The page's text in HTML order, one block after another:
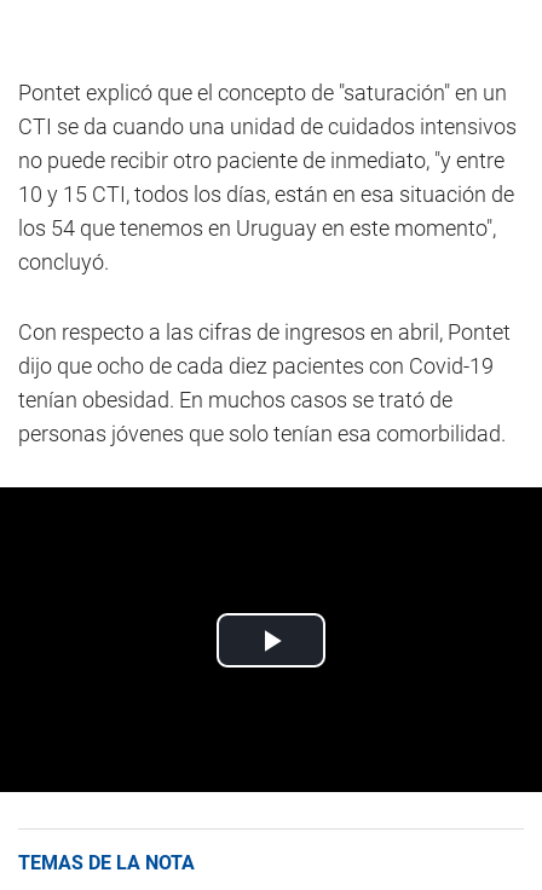
Pontet explicó que el concepto de "saturación" en un
CTI se da cuando una unidad de cuidados intensivos
no puede recibir otro paciente de inmediato, "y entre
10 y 15 CTI, todos los días, están en esa situación de
los 54 que tenemos en Uruguay en este momento",
concluyó.
Con respecto a las cifras de ingresos en abril, Pontet
dijo que ocho de cada diez pacientes con Covid-19
tenían obesidad. En muchos casos se trató de
personas jóvenes que solo tenían esa comorbilidad.
TEMAS DE LA NOTA